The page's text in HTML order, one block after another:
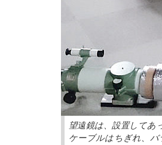
望遠鏡は、設置してあ
ケーブルはちぎれ、